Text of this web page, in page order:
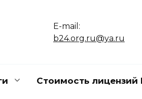
E-mail:
b24.org.ru@ya.ru
Стоимость лицензий